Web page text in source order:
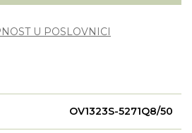
U POSLOVNICI
OV1323S-5271Q8/50